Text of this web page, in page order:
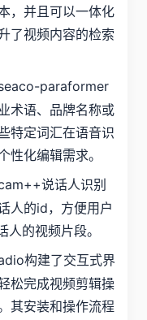
，并且可以一体化
了视频内容的检索
paraformer
术语、品牌名称或
特定词汇在语音识
性化编辑需求。
说话人识别
人的id，方便用户
的视频片段。
构建了交互式界
松完成视频剪辑操
其安装和操作流程